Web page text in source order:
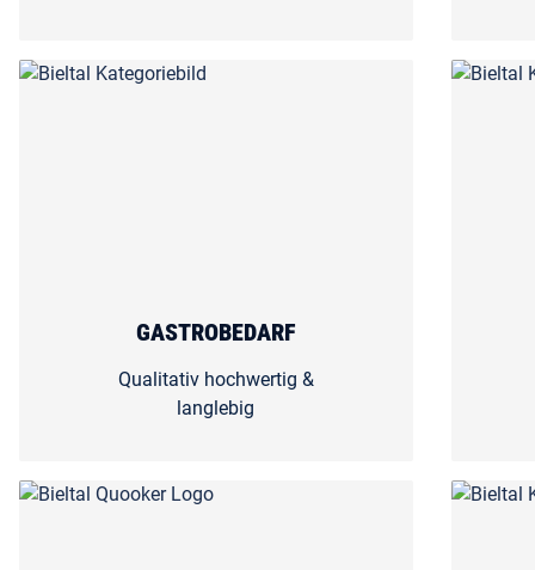
GASTROBEDARF
Qualitativ hochwertig &
langlebig